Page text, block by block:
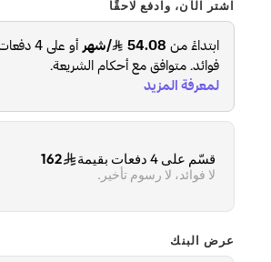
اشتر الآن، وادفع لاحقًا
قسّم على 4 دفعات بقيمة 162
لا فوائد، لا رسوم تأخير.
عرض البنك